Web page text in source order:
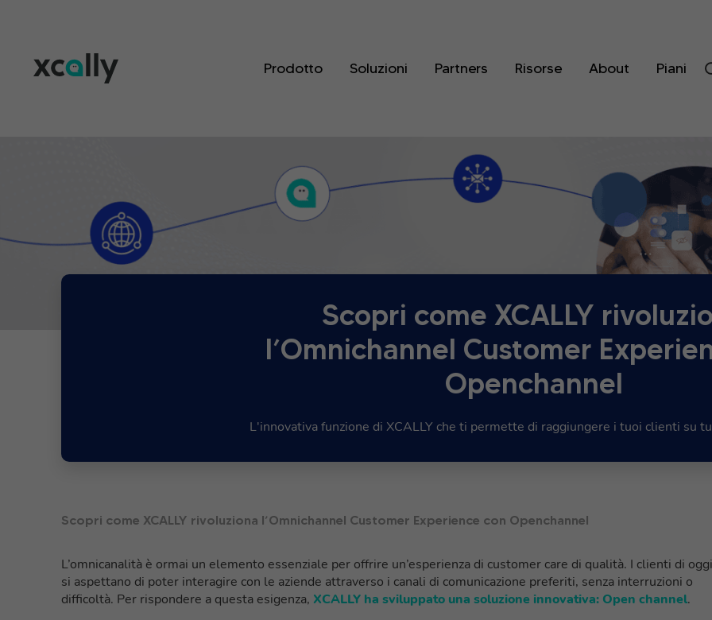
Prodotto Soluzioni Partners Risorse About Piani
Scopri come XCALLY
l’Omnichannel Customer
Openchannel
L'innovativa funzione di XCALLY che ti permette di raggiungere i tuoi clienti su
Scopri come XCALLY rivoluziona l’Omnichannel Customer Experience con Openchannel
L’omnicanalità è ormai un elemento essenziale per offrire un’esperienza di customer care di qualità. I clienti di oggi
si aspettano di poter interagire con le aziende attraverso i canali di comunicazione preferiti, senza interruzioni o
difficoltà. Per rispondere a questa esigenza, XCALLY ha sviluppato una soluzione innovativa: Open channel.